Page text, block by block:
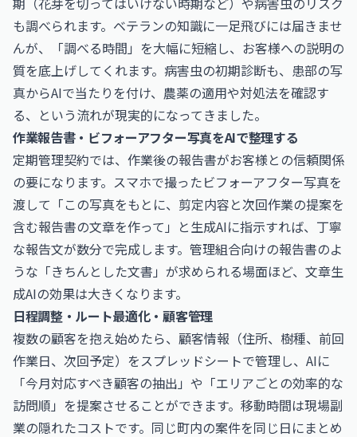
も調べられます。ベテランの知識に一足飛びには届きませ
んが、「調べる時間」を大幅に短縮し、お客様への説明の
質を底上げしてくれます。病害虫の初期診断も、患部の写
真からAIで当たりを付け、農薬の適用や対処法を確認す
る、という流れが現実的になってきました。
作業報告書・ビフォーアフター写真をAIで整理する
定期管理契約では、作業後の報告書がお客様との信頼関係
の要になります。スマホで撮ったビフォーアフター写真を
渡して「この写真をもとに、剪定内容と次回作業の提案を
含む報告書の文章を作って」と生成AIに指示すれば、丁寧
な報告文が数分で完成します。管理組合向けの報告書のよ
うな「きちんとした文書」が求められる場面ほど、文章生
成AIの効果は大きくなります。
日程調整・ルート最適化・顧客管理
複数の顧客を抱え始めたら、顧客情報（住所、樹種、前回
作業日、次回予定）をスプレッドシートで管理し、AIに
「今月対応すべき顧客の抽出」や「エリアごとの効率的な
訪問順」を提案させることができます。移動時間は現場副
業の隠れたコストです。同じ町内の案件を同じ日にまとめ